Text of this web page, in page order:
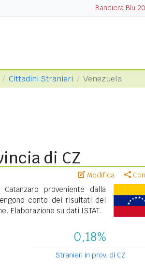
Bandiera Blu
Cittadini Stranieri Venezuela
di CZ
Modifica
proveniente dalla
conto dei risultati del
Elaborazione su dati ISTAT.
0,18%
Stranieri in prov. di CZ